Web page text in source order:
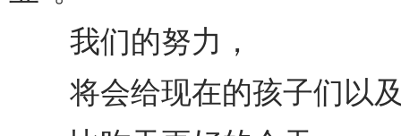
我们的努力，
将会给现在的孩子们以及